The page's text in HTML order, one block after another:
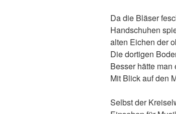
Da die Bläser
Handschuhen
alten Eichen der
Die dortigen
Besser hätte
Mit Blick auf den
Selbst der